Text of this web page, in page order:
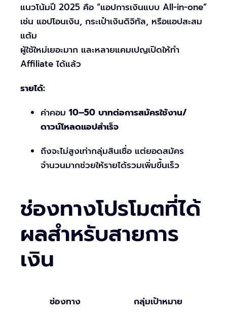
แนวโน้มปี 2025 คือ “แอปการเงินแบบ All-in-one”
เช่น แอปโอนเงิน, กระเป๋าเงินดิจิทัล, หรือแอปสะสม
แต้ม
ผู้ใช้ใหม่เยอะมาก และหลายแคมเปญเปิดให้ทำ
Affiliate ได้แล้ว
รายได้:
ค่าคอม 10–50 บาทต่อการสมัครใช้งาน/
ดาวน์โหลดแอปสำเร็จ
ถึงจะไม่สูงเท่ากลุ่มสินเชื่อ แต่ยอดสมัคร
จำนวนมากช่วยให้รายได้รวมเพิ่มขึ้นเร็ว
ช่องทางโปรโมตที่ได้
ผลสำหรับสายการ
เงิน
ช่องทาง
กลุ่มเป้าหมาย